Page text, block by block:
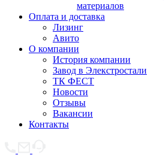
материалов
Оплата и доставка
Лизинг
Авито
О компании
История компании
Завод в Элекстростали
ТК ФЕСТ
Новости
Отзывы
Вакансии
Контакты